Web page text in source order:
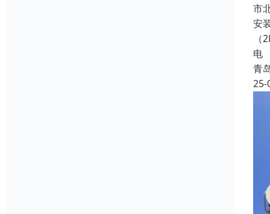
市
安
电
青
25-